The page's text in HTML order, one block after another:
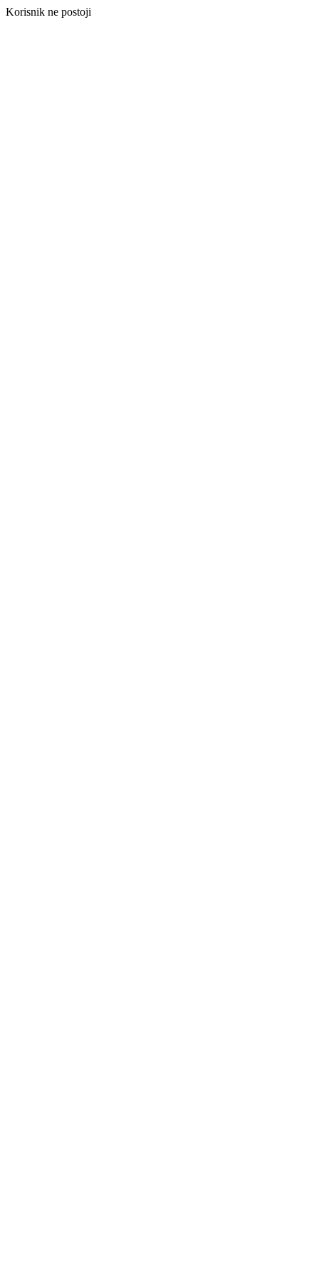
Korisnik ne postoji